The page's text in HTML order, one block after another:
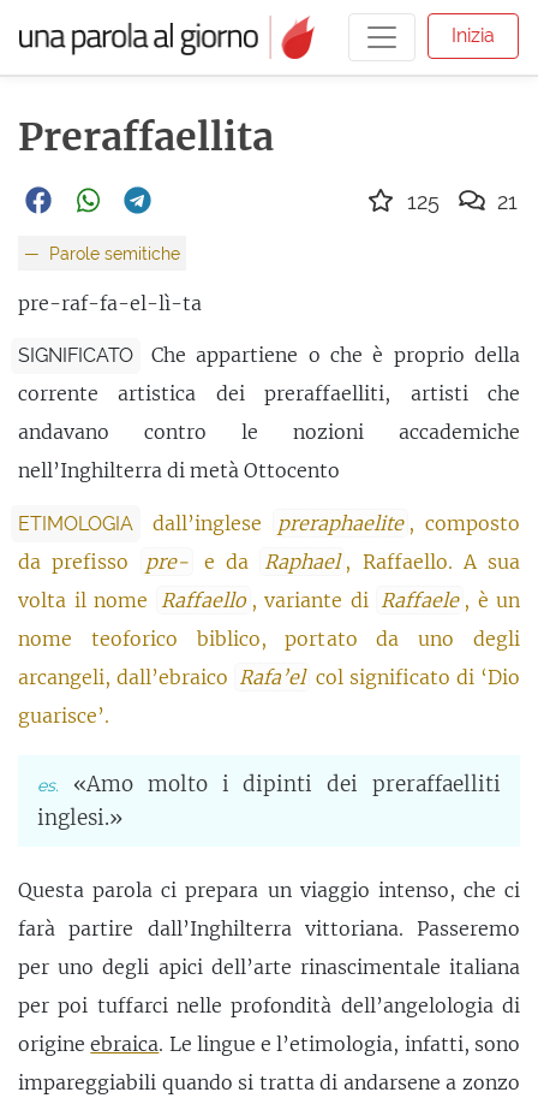
Inizia
Preraffaellita
Parole semitiche
pre-raf-fa-el-lì-ta
SIGNIFICATO
Che appartiene o che è proprio della
corrente artistica dei preraffaelliti, artisti che
andavano contro le nozioni accademiche
nell’Inghilterra di metà Ottocento
ETIMOLOGIA dall’inglese preraphaelite , composto
da prefisso
pre- e da Raphael , Raffaello. A sua
volta il nome
Raffaello , variante di Raffaele , è un
nome teoforico biblico, portato da uno degli
arcangeli, dall’ebraico Rafa’el col significato di ‘Dio
guarisce’.
«Amo molto i dipinti dei preraffaelliti
inglesi.»
Questa parola ci prepara un viaggio intenso, che ci
farà partire dall’Inghilterra vittoriana. Passeremo
per uno degli apici dell’arte rinascimentale italiana
per poi tuffarci nelle profondità dell’angelologia di
origineebraica. Le lingue e l’etimologia, infatti, sono
impareggiabili quando si tratta di andarsene a zonzo
125 21